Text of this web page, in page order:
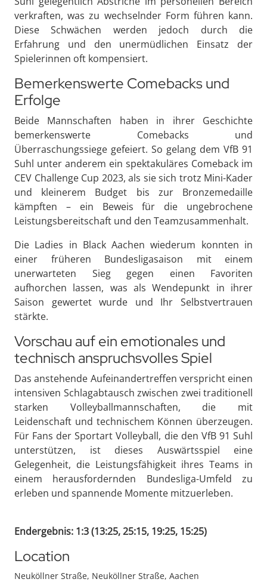
verkraften, was zu wechselnder Form führen kann.
Diese Schwächen werden jedoch durch die
Erfahrung und den unermüdlichen Einsatz der
Spielerinnen oft kompensiert.
Bemerkenswerte Comebacks und
Erfolge
Beide Mannschaften haben in ihrer Geschichte
bemerkenswerte Comebacks und
Überraschungssiege gefeiert. So gelang dem VfB 91
Suhl unter anderem ein spektakuläres Comeback im
CEV Challenge Cup 2023, als sie sich trotz Mini-Kader
und kleinerem Budget bis zur Bronzemedaille
kämpften – ein Beweis für die ungebrochene
Leistungsbereitschaft und den Teamzusammenhalt.
Die Ladies in Black Aachen wiederum konnten in
einer früheren Bundesligasaison mit einem
unerwarteten Sieg gegen einen Favoriten
aufhorchen lassen, was als Wendepunkt in ihrer
Saison gewertet wurde und Ihr Selbstvertrauen
stärkte.
Vorschau auf ein emotionales und
technisch anspruchsvolles Spiel
Das anstehende Aufeinandertreffen verspricht einen
intensiven Schlagabtausch zwischen zwei traditionell
starken Volleyballmannschaften, die mit
Leidenschaft und technischem Können überzeugen.
Für Fans der Sportart Volleyball, die den VfB 91 Suhl
unterstützen, ist dieses Auswärtsspiel eine
Gelegenheit, die Leistungsfähigkeit ihres Teams in
einem herausfordernden Bundesliga-Umfeld zu
erleben und spannende Momente mitzuerleben.
Endergebnis: 1:3 (13:25, 25:15, 19:25, 15:25)
Location
Neuköllner Straße, Neuköllner Straße, Aachen